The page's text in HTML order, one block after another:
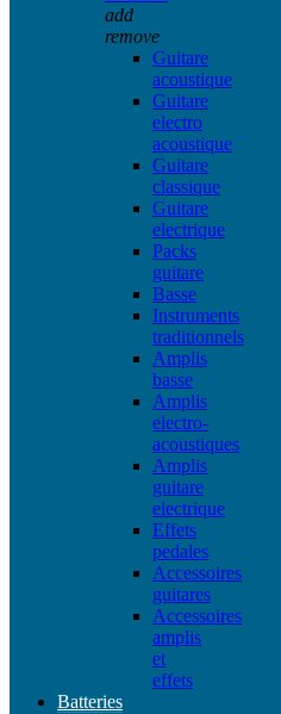
add
remove
Guitare
acoustique
Guitare
electro
acoustique
Guitare
classique
Guitare
electrique
Packs
guitare
Basse
Instruments
traditionnels
Amplis
basse
Amplis
electro-
acoustiques
Amplis
guitare
electrique
Effets
pedales
Accessoires
guitares
Accessoires
amplis
et
effets
Batteries